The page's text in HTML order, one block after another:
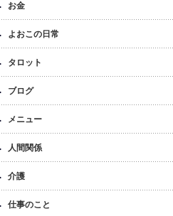
お金
よおこの日常
タロット
ブログ
メニュー
人間関係
介護
仕事のこと